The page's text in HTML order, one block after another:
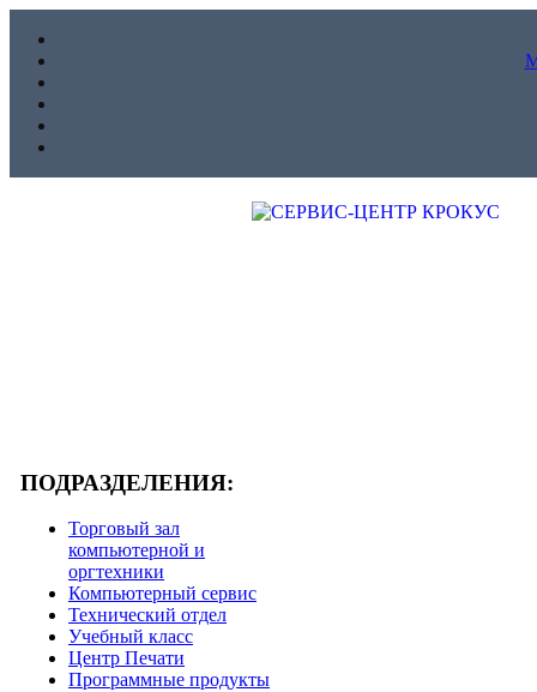
ПОДРАЗДЕЛЕНИЯ:
Торговый зал
компьютерной и
оргтехники
Компьютерный сервис
Технический отдел
Учебный класс
Центр Печати
Программные продукты